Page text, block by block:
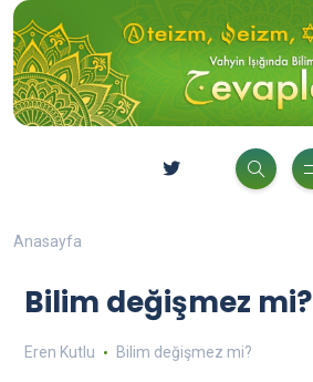
Anasayfa
Bilim değişmez mi?
Eren Kutlu Bilim değişmez mi?